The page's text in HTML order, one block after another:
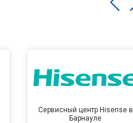
Сервисный центр Hisense в
Барнауле